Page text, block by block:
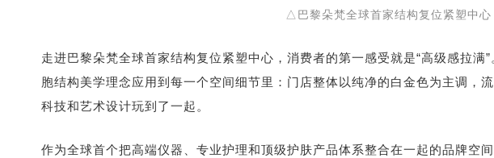
△巴黎朵梵全球首家结构复位紧塑中心
走进巴黎朵梵全球首家结构复位紧塑中心，消费者的第一感受就是“高级感拉满
胞结构美学理念应用到每一个空间细节里：门店整体以纯净的白金色为主调，
科技和艺术设计玩到了一起。
作为全球首个把高端仪器、专业护理和顶级护肤产品体系整合在一起的品牌空